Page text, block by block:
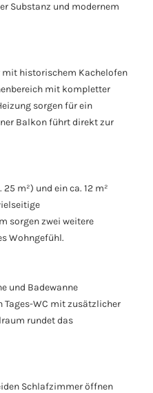
Substanz und modernem
historischem Kachelofen
mit kompletter
sorgen für ein
Balkon führt direkt zur
m²) und ein ca. 12 m²
sorgen zwei weitere
Wohngefühl.
und Badewanne
Tages-WC mit zusätzlicher
rundet das
Schlafzimmer öffnen